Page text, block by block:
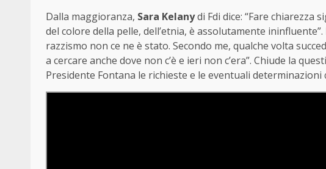
Dalla maggioranza, Sara Kelanydi Fdi dice: “Fare chiarezza
del colore della pelle, dell’etnia, è assolutamente ininfluente”.
razzismo non ce ne è stato. Secondo me, qualche volta
a cercare anche dove non c’è e ieri non c’era”. Chiude la
Presidente Fontana le richieste e le eventuali determinazioni